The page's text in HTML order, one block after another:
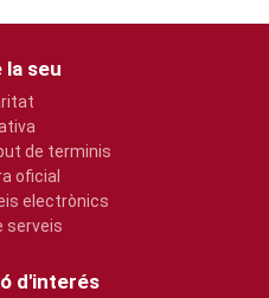
la seu
de terminis
oficial
electrònics
serveis
d'interés